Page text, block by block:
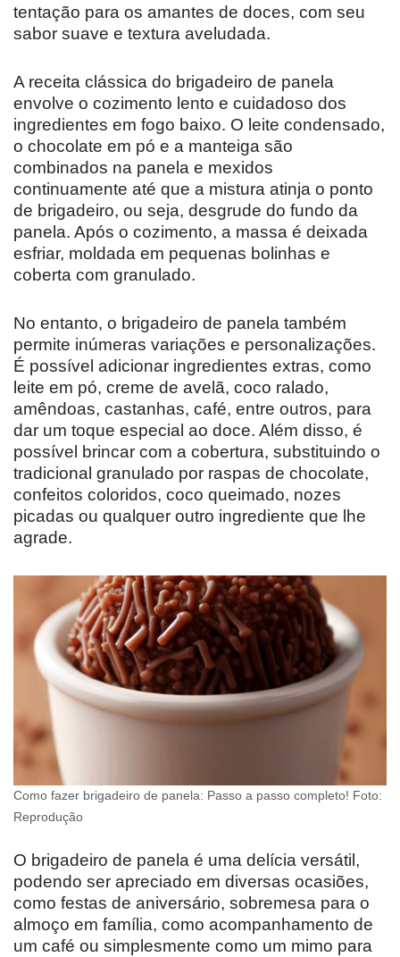
tentação para os amantes de doces, com seu
sabor suave e textura aveludada.
A receita clássica do brigadeiro de panela
envolve o cozimento lento e cuidadoso dos
ingredientes em fogo baixo. O leite condensado,
o chocolate em pó e a manteiga são
combinados na panela e mexidos
continuamente até que a mistura atinja o ponto
de brigadeiro, ou seja, desgrude do fundo da
panela. Após o cozimento, a massa é deixada
esfriar, moldada em pequenas bolinhas e
coberta com granulado.
No entanto, o brigadeiro de panela também
permite inúmeras variações e personalizações.
É possível adicionar ingredientes extras, como
leite em pó, creme de avelã, coco ralado,
amêndoas, castanhas, café, entre outros, para
dar um toque especial ao doce. Além disso, é
possível brincar com a cobertura, substituindo o
tradicional granulado por raspas de chocolate,
confeitos coloridos, coco queimado, nozes
picadas ou qualquer outro ingrediente que lhe
agrade.
Como fazer brigadeiro de panela: Passo a passo completo! Foto:
Reprodução
O brigadeiro de panela é uma delícia versátil,
podendo ser apreciado em diversas ocasiões,
como festas de aniversário, sobremesa para o
almoço em família, como acompanhamento de
um café ou simplesmente como um mimo para